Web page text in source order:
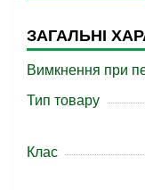
ЗАГАЛЬНІ
Вимкнення при
Тип товару
Клас